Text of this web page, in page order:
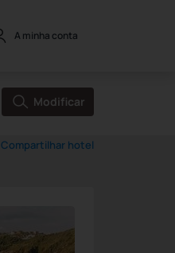
A minha conta
Modificar
Compartilhar hotel